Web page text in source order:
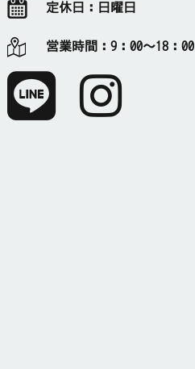
定休日： 日曜日
営業時間： 9：00～18：00